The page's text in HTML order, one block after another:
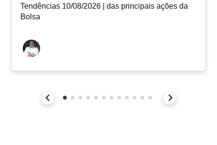
Tendências 10/08/2026 | das principais ações da
Bolsa